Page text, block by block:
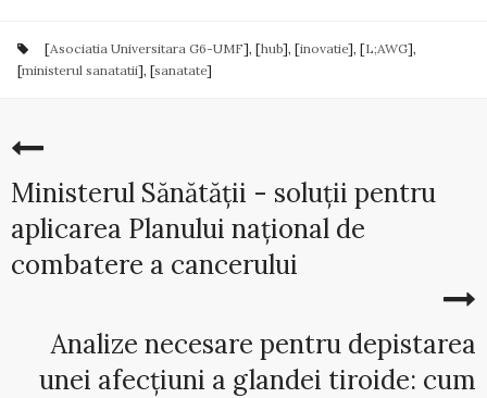
[Asociatia Universitara G6-UMF], [hub], [inovatie], [L;AWG],
[ministerul sanatatii], [sanatate]
Ministerul Sănătății - soluții pentru
aplicarea Planului național de
combatere a cancerului
Analize necesare pentru depistarea
unei afecțiuni a glandei tiroide: cum